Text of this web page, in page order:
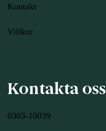
Kontakt
Villkor
Kontakta oss
0303-10039